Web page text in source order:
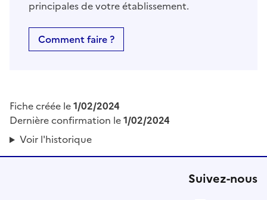
principales de votre établissement.
Comment faire ?
Fiche créée le1/02/2024
Dernière confirmation le1/02/2024
Voir l'historique
Suivez-nous